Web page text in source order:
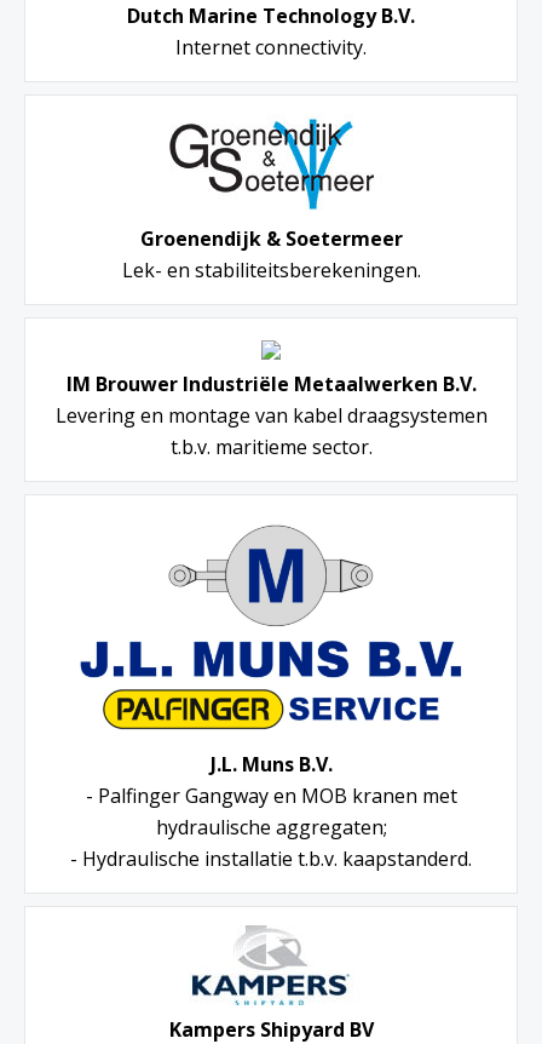
Dutch Marine Technology B.V.
Internet connectivity.
Groenendijk & Soetermeer
Lek- en stabiliteitsberekeningen.
IM Brouwer Industriële Metaalwerken B.V.
Levering en montage van kabel draagsystemen
t.b.v. maritieme sector.
J.L. Muns B.V.
- Palfinger Gangway en MOB kranen met
hydraulische aggregaten;
- Hydraulische installatie t.b.v. kaapstanderd.
Kampers Shipyard BV